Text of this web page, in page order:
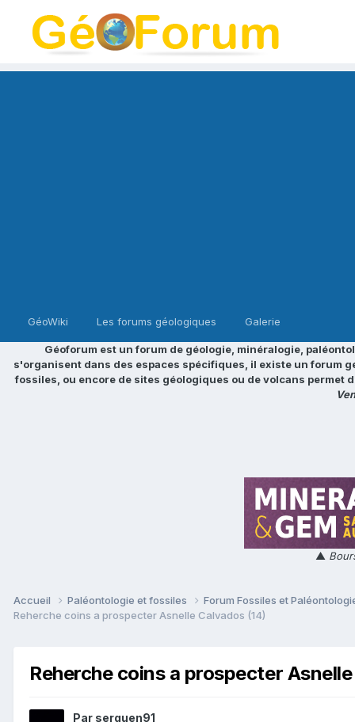
GéoWiki Les forums géologiques Galerie
Géoforum est un forum de géologie, minéralogie,
s'organisent dans des espaces spécifiques, il existe un forum
fossiles, ou encore de sites géologiques ou de volcans permet
▲
Accueil Paléontologie et fossiles Forum Fossiles et
Reherche coins a prospecter Asnelle Calvados (14)
Reherche coins a prospecter
Par serguen91